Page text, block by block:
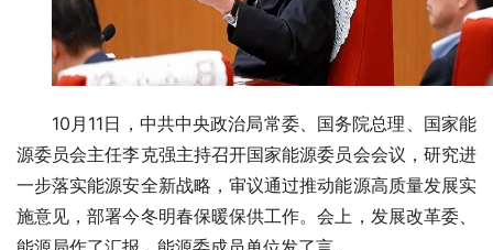
10月11日，中共中央政治局常委、国务院总理、国家能
源委员会主任李克强主持召开国家能源委员会会议，研究进
一步落实能源安全新战略，审议通过推动能源高质量发展实
施意见，部署今冬明春保暖保供工作。会上，发展改革委、